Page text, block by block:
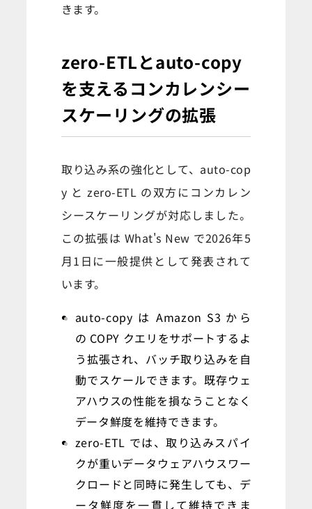
きます。
zero-ETLとauto-copy
を支えるコンカレンシー
スケーリングの拡張
取り込み系の強化として、auto-cop
y と zero-ETL の双方にコンカレン
シースケーリングが対応しました。
この拡張は What's New で2026年5
月1日に一般提供として発表されて
います。
auto-copy は Amazon S3 から
の COPY クエリをサポートするよ
う拡張され、バッチ取り込みを自
動でスケールできます。既存ウェ
アハウスの性能を損なうことなく
データ鮮度を維持できます。
zero-ETL では、取り込みスパイ
クが重いデータウェアハウスワー
クロードと同時に発生しても、デ
ータ鮮度を一貫して維持できま